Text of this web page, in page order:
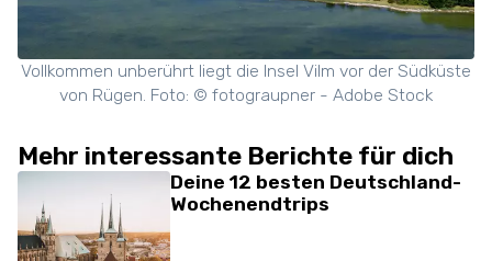
Vollkommen unberührt liegt die Insel Vilm vor der Südküste
von Rügen. Foto: © fotograupner - Adobe Stock
Mehr interessante Berichte für dich
Deine 12 besten Deutschland-
Wochenendtrips